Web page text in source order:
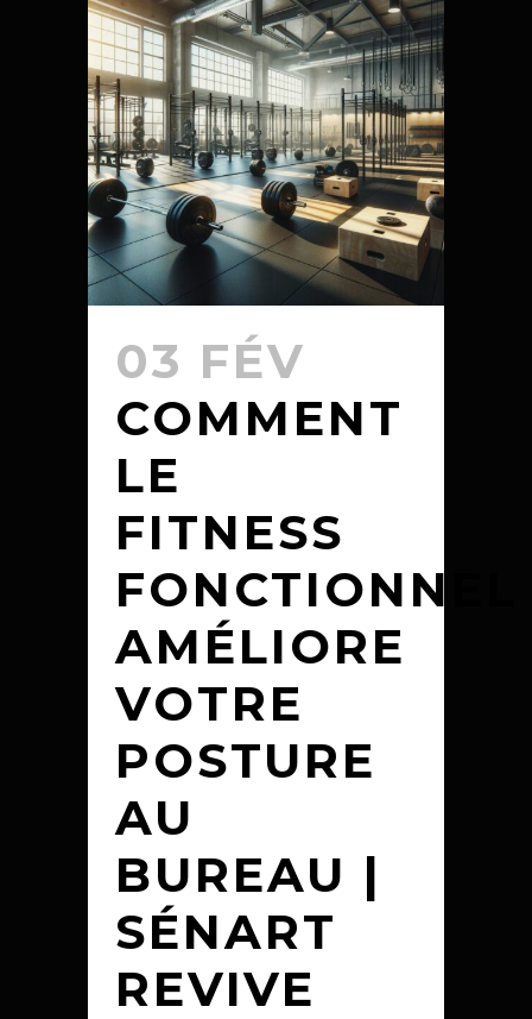
03 FÉV
COMMENT
LE
FITNESS
FONCTIONNEL
AMÉLIORE
VOTRE
POSTURE
AU
BUREAU |
SÉNART
REVIVE